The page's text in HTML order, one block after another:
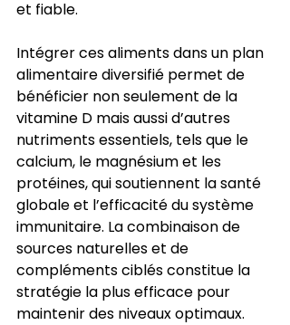
et fiable.
Intégrer ces aliments dans un plan
alimentaire diversifié permet de
bénéficier non seulement de la
vitamine D mais aussi d’autres
nutriments essentiels, tels que le
calcium, le magnésium et les
protéines, qui soutiennent la santé
globale et l’efficacité du système
immunitaire. La combinaison de
sources naturelles et de
compléments ciblés constitue la
stratégie la plus efficace pour
maintenir des niveaux optimaux.